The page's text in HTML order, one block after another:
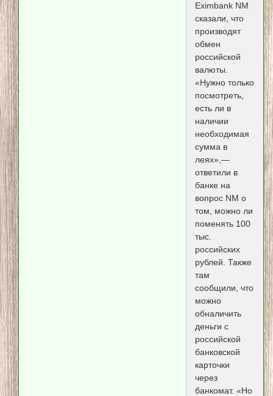
Eximbank NM
сказали, что
производят
обмен
российской
валюты.
«Нужно только
посмотреть,
есть ли в
наличии
необходимая
сумма в
леях»,—
ответили в
банке на
вопрос NM о
том, можно ли
поменять 100
тыс.
российских
рублей. Также
там
сообщили, что
можно
обналичить
деньги с
российской
банковской
карточки
через
банкомат. «Но